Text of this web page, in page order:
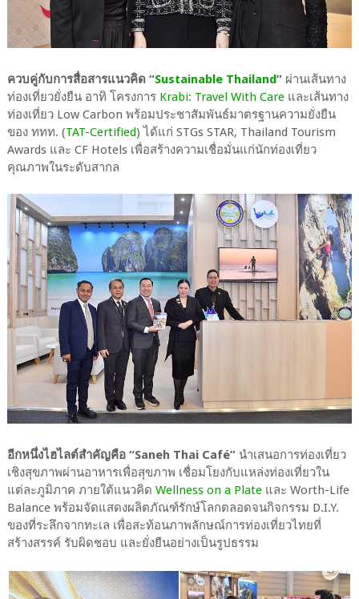
ควบคู่กับการสื่อสารแนวคิด “Sustainable Thailand” ผ่านเส้นทาง
ท่องเที่ยวยั่งยืน อาทิ โครงการ Krabi: Travel With Careและเส้นทาง
ท่องเที่ยว Low Carbon พร้อมประชาสัมพันธ์มาตรฐานความยั่งยืน
ของ ททท. (TAT-Certified) ได้แก่ STGs STAR, Thailand Tourism
Awards และ CF Hotels เพื่อสร้างความเชื่อมั่นแก่นักท่องเที่ยว
คุณภาพในระดับสากล
อีกหนึ่งไฮไลต์สำคัญคือ “Saneh Thai Café”นำเสนอการท่องเที่ยว
เชิงสุขภาพผ่านอาหารเพื่อสุขภาพ เชื่อมโยงกับแหล่งท่องเที่ยวใน
แต่ละภูมิภาค ภายใต้แนวคิด Wellness on a Plateและ Worth-Life
Balance พร้อมจัดแสดงผลิตภัณฑ์รักษ์โลกตลอดจนกิจกรรม D.I.Y.
ของที่ระลึกจากทะเล เพื่อสะท้อนภาพลักษณ์การท่องเที่ยวไทยที่
สร้างสรรค์ รับผิดชอบ และยั่งยืนอย่างเป็นรูปธรรม